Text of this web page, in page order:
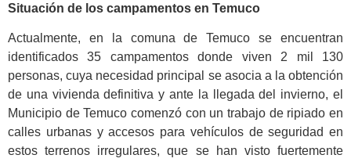
Situación de los campamentos en Temuco
Actualmente, en la comuna de Temuco se encuentran
identificados 35 campamentos donde viven 2 mil 130
personas, cuya necesidad principal se asocia a la obtención
de una vivienda definitiva y ante la llegada del invierno, el
Municipio de Temuco comenzó con un trabajo de ripiado en
calles urbanas y accesos para vehículos de seguridad en
estos terrenos irregulares, que se han visto fuertemente